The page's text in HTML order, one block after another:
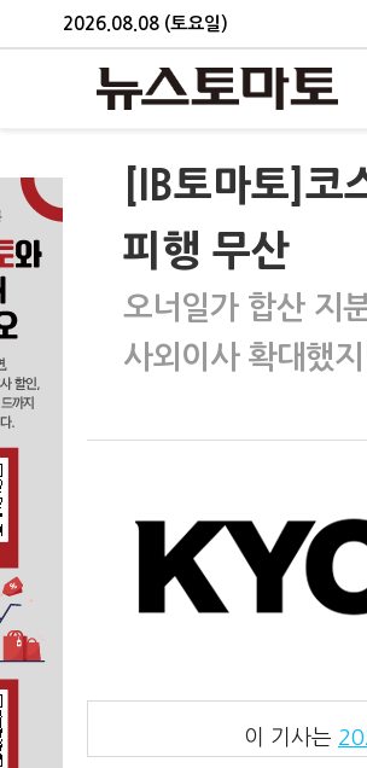
2026.08.08 (토요일)
[IB토마토]
피행 무산
오너일가 합산 지
사외이사 확대했
이 기사는